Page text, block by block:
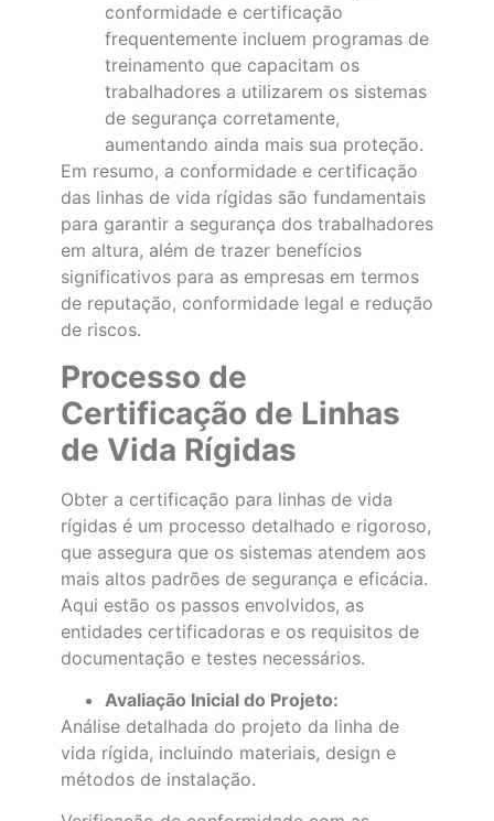
conformidade e certificação
frequentemente incluem programas de
treinamento que capacitam os
trabalhadores a utilizarem os sistemas
de segurança corretamente,
aumentando ainda mais sua proteção.
Em resumo, a conformidade e certificação
das linhas de vida rígidas são fundamentais
para garantir a segurança dos trabalhadores
em altura, além de trazer benefícios
significativos para as empresas em termos
de reputação, conformidade legal e redução
de riscos.
Processo de
Certificação de Linhas
de Vida Rígidas
Obter a certificação para linhas de vida
rígidas é um processo detalhado e rigoroso,
que assegura que os sistemas atendem aos
mais altos padrões de segurança e eficácia.
Aqui estão os passos envolvidos, as
entidades certificadoras e os requisitos de
documentação e testes necessários.
Avaliação Inicial do Projeto:
Análise detalhada do projeto da linha de
vida rígida, incluindo materiais, design e
métodos de instalação.